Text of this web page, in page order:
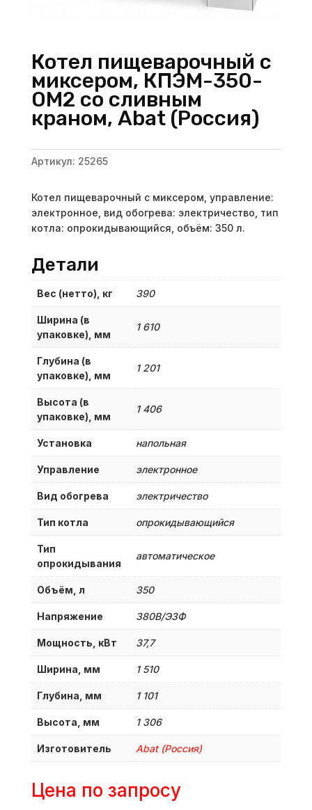
Котел пищеварочный с
миксером, КПЭМ-350-
ОМ2 со сливным
краном, Abat (Россия)
Артикул: 25265
Котел пищеварочный с миксером, управление:
электронное, вид обогрева: электричество, тип
котла: опрокидывающийся, объём: 350 л.
Детали
Вес (нетто), кг 390
Ширина (в
упаковке), мм
1 610
Глубина (в
упаковке), мм
1 201
Высота (в
упаковке), мм
1 406
Установка напольная
Управление электронное
Вид обогрева электричество
Тип котла опрокидывающийся
Тип
опрокидывания
автоматическое
Объём, л 350
Напряжение 380B/Э3Ф
Мощность, кВт 37,7
Ширина, мм 1 510
Глубина, мм 1 101
Высота, мм 1 306
Изготовитель Abat (Россия)
Цена по запросу